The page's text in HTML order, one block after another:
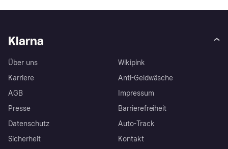
Klarna
Über uns
Karriere
AGB
Presse
Datenschutz
Sicherheit
Wikipink
Anti-Geldwäsche
Impressum
Barrierefreiheit
Auto-Track
Kontakt